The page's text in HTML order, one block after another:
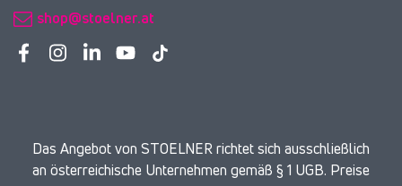
shop@stoelner.at
Das Angebot von STOELNER richtet sich ausschließlich
an österreichische Unternehmen gemäß § 1 UGB. Preise